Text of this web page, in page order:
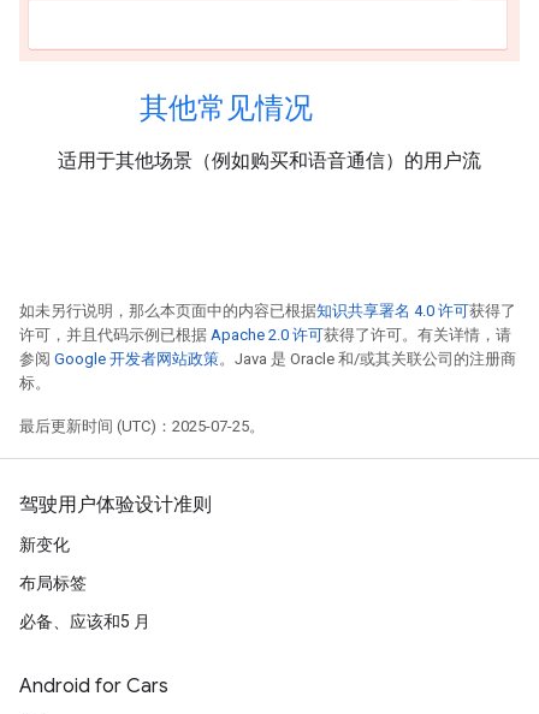
其他常见情况
适用于其他场景（例如购买和语音通信）的用户流
如未另行说明，那么本页面中的内容已根据知识共享署名 4.0 许可获得了
许可，并且代码示例已根据 Apache 2.0 许可获得了许可。有关详情，请
参阅 Google 开发者网站政策。Java 是 Oracle 和/或其关联公司的注册商
标。
最后更新时间 (UTC)：2025-07-25。
驾驶用户体验设计准则
新变化
布局标签
必备、应该和5 月
Android for Cars